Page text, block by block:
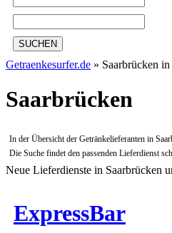
SUCHEN
Getraenkesurfer.de » Saarbrücken in
Saarbrücken
In der Übersicht der Getränkelieferanten in
Die Suche findet den passenden Lieferdienst
Neue Lieferdienste in Saarbrücken
ExpressBar